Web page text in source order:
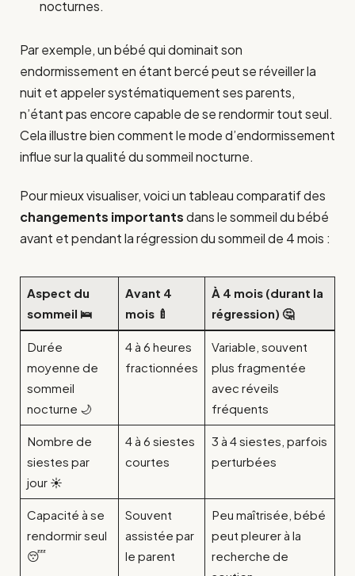
nocturnes.
Par exemple, un bébé qui dominait son
endormissement en étant bercé peut se réveiller la
nuit et appeler systématiquement ses parents,
n’étant pas encore capable de se rendormir tout seul.
Cela illustre bien comment le mode d’endormissement
influe sur la qualité du sommeil nocturne.
Pour mieux visualiser, voici un tableau comparatif des
changements importantsdans le sommeil du bébé
avant et pendant la régression du sommeil de 4 mois :
Aspect du
sommeil 🛌
Avant 4
mois 🍼
À 4 mois (durant la
régression) 🤔
Durée
moyenne de
sommeil
nocturne 🌙
4 à 6 heures
fractionnées
Variable, souvent
plus fragmentée
avec réveils
fréquents
Nombre de
siestes par
jour ☀️
4 à 6 siestes
courtes
3 à 4 siestes, parfois
perturbées
Capacité à se
rendormir seul
😴
Souvent
assistée par
le parent
Peu maîtrisée, bébé
peut pleurer à la
recherche de